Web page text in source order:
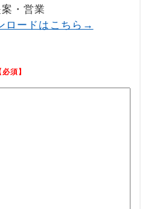
・営業
ロードはこちら→
必須】